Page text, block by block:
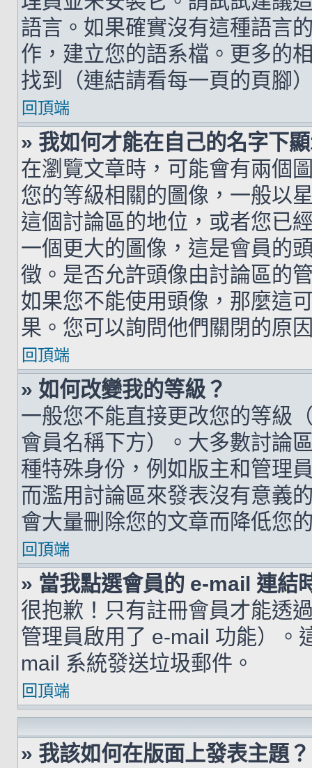
語言。如果確實沒有這種語言
作，建立您的語系檔。更多的
找到（連結請看每一頁的頁腳
回頂端
» 我如何才能在自己的名字下
在瀏覽文章時，可能會有兩個
您的等級相關的圖像，一般以
這個討論區的地位，或者您已
一個更大的圖像，這是會員的
徵。是否允許頭像由討論區的
如果您不能使用頭像，那麼這
果。您可以詢問他們關閉的原
回頂端
» 如何改變我的等級？
一般您不能直接更改您的等級
會員名稱下方）。大多數討論
種特殊身份，例如版主和管理
而濫用討論區來發表沒有意義
會大量刪除您的文章而降低您
回頂端
» 當我點選會員的 e-mail 連結
很抱歉！只有註冊會員才能透
管理員啟用了 e-mail 功能）。
mail 系統發送垃圾郵件。
回頂端
» 我該如何在版面上發表主題？